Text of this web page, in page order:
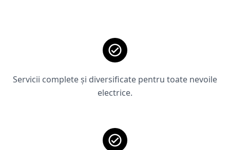
Servicii complete și diversificate pentru toate nevoile
electrice.